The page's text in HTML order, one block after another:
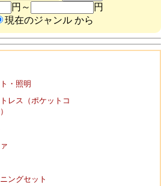
円～
円
現在のジャンル から
・照明
レス（ポケットコ
ングセット